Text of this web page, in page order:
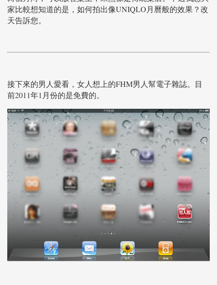
家比較想知道的是，如何拍出像UNIQLO月曆般的效果？改
天告訴您。
接下來的男人愛看，女人想上的FHM男人幫電子雜誌。目
前2011年1月份的是免費的。